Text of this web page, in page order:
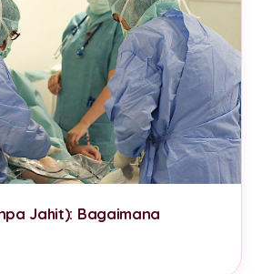
Jahit): Bagaimana